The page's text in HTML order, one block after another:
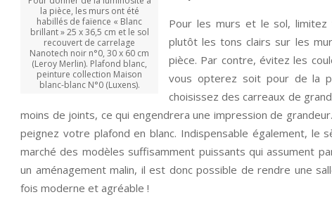
la pièce, les murs ont été
habillés de faïence « Blanc
brillant » 25 x 36,5 cm et le sol
recouvert de carrelage
Nanotech noir n°0, 30 x 60 cm
(Leroy Merlin). Plafond blanc,
peinture collection Maison
blanc-blanc N°0 (Luxens).
Pour les murs et le sol,
plutôt les tons clairs sur les
pièce. Par contre, évitez les
vous opterez soit pour de la
choisissez des carreaux de
moins de joints, ce qui engendrera une impression de
peignez votre plafond en blanc. Indispensable également, le
marché des modèles suffisamment puissants qui assument
un aménagement malin, il est donc possible de rendre une
fois moderne et agréable !